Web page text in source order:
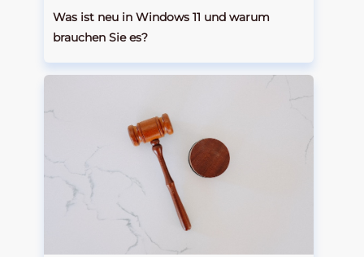
Was ist neu in Windows 11 und warum
brauchen Sie es?